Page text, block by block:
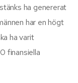
ha genererat
har en högt
ha varit
finansiella